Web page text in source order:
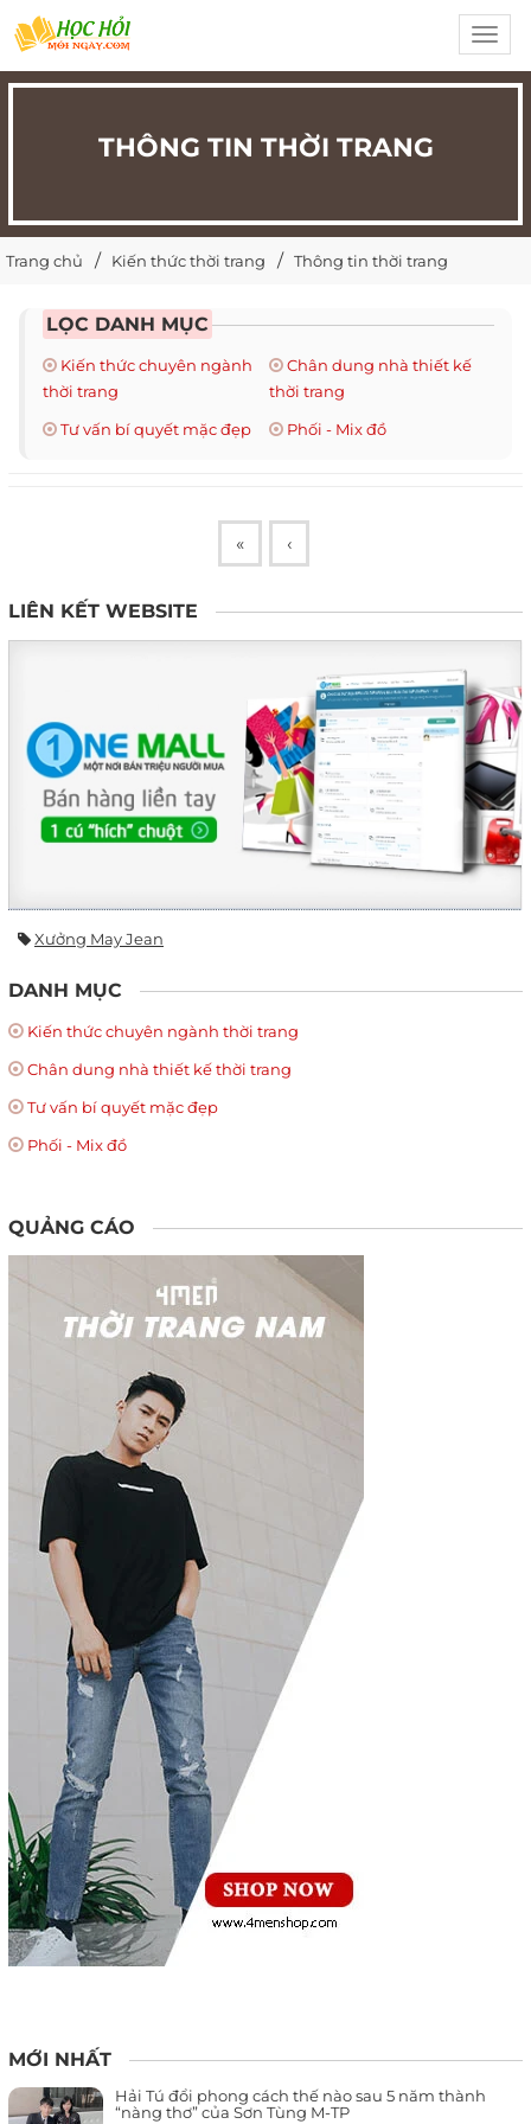
THÔNG TIN THỜI TRANG
Trang chủ Kiến thức thời trang Thông tin thời trang
LỌC DANH MỤC
Kiến thức chuyên ngành
thời trang
Chân dung nhà thiết kế
thời trang
Tư vấn bí quyết mặc đẹp
Phối - Mix đồ
« ‹
LIÊN KẾT WEBSITE
Xưởng May Jean
DANH MỤC
Kiến thức chuyên ngành thời trang
Chân dung nhà thiết kế thời trang
Tư vấn bí quyết mặc đẹp
Phối - Mix đồ
QUẢNG CÁO
MỚI NHẤT
Hải Tú đổi phong cách thế nào sau 5 năm thành
“nàng thơ” của Sơn Tùng M-TP